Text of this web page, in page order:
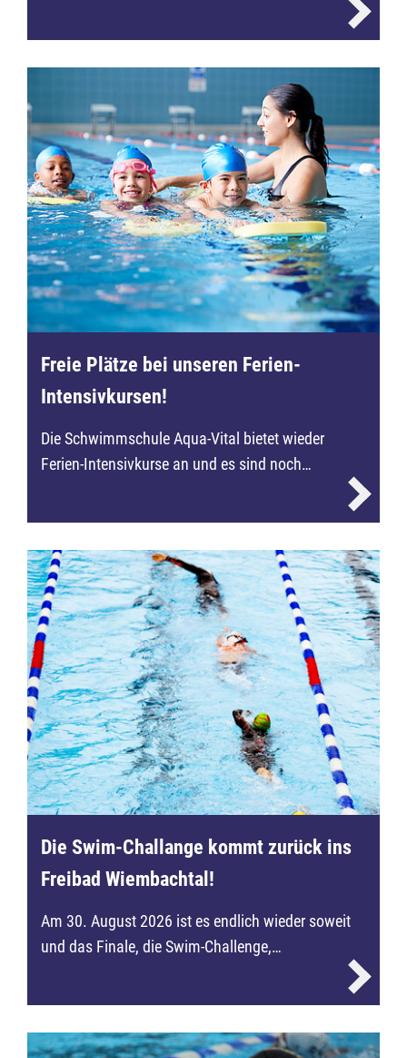
Freie Plätze bei unseren Ferien-
Intensivkursen!
Die Schwimmschule Aqua-Vital bietet wieder
Ferien-Intensivkurse an und es sind noch…
Die Swim-Challange kommt zurück ins
Freibad Wiembachtal!
Am 30. August 2026 ist es endlich wieder soweit
und das Finale, die Swim-Challenge,…